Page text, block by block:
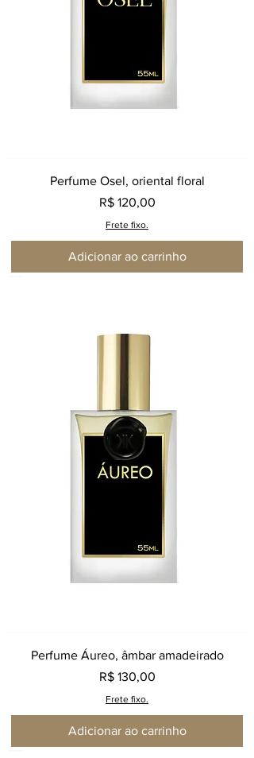
Perfume Osel, oriental floral
Preço
R$ 120,00
Frete fixo.
Adicionar ao carrinho
Perfume Áureo, âmbar amadeirado
Preço
R$ 130,00
Frete fixo.
Adicionar ao carrinho